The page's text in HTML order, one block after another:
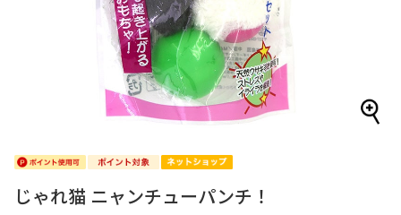
じゃれ猫 ニャンチューパンチ！